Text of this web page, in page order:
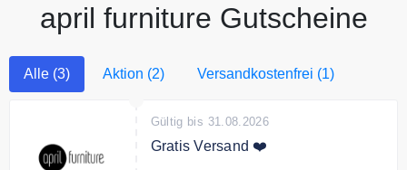
april furniture Gutscheine
Alle (3) Aktion (2) Versandkostenfrei (1)
Gültig bis 31.08.2026
Gratis Versand ❤️